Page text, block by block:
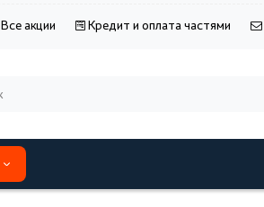
Все акции Кредит и оплата частями